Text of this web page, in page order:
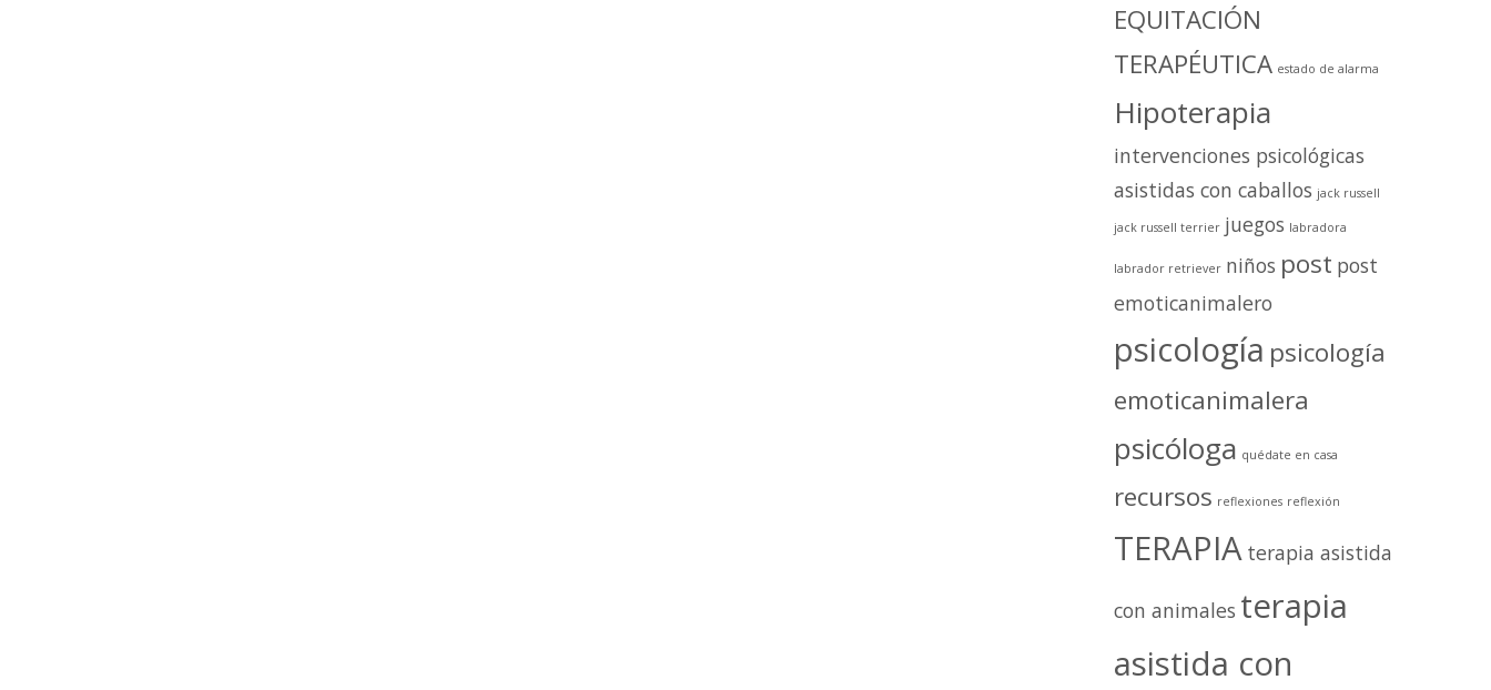
EQUITACIÓN
TERAPÉUTICA estado de alarma
Hipoterapia
intervenciones psicológicas
asistidas con caballos jack russell
jack russell terrier juegos labradora
labrador retriever niños post post
emoticanimalero
psicología psicología
emoticanimalera
psicóloga quédate en casa
recursos reflexiones reflexión
TERAPIA terapia asistida
con animales terapia
asistida con